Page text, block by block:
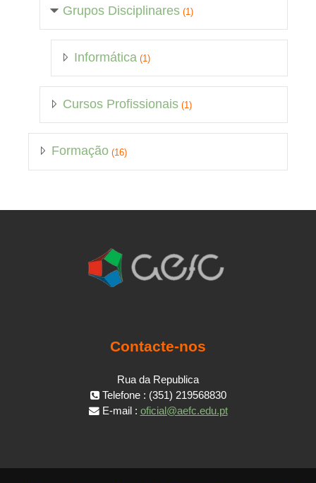
Grupos Disciplinares (1)
Informática (1)
Cursos Profissionais (1)
Formação (16)
Contacte-nos
Rua da Republica
Telefone : (351) 219568830
E-mail : oficial@aefc.edu.pt